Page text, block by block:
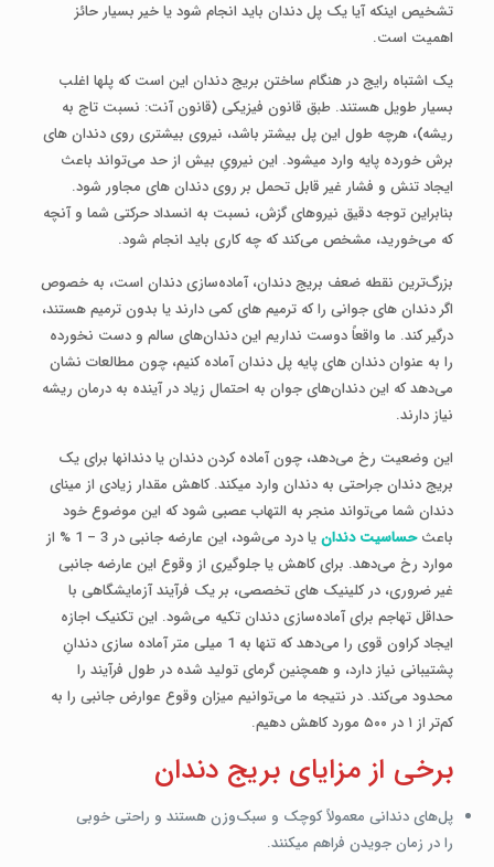
تشخیص اینکه آیا یک پل دندان باید انجام شود یا خیر بسیار حائز
اهمیت است.
یک اشتباه رایج در هنگام ساختن بریج دندان این است که پل­ها اغلب
بسیار طویل هستند. طبق قانون فیزیکی (قانون آنت: نسبت تاج به
ریشه)، هرچه طول این پل بیشتر باشد، نیروی بیشتری روی دندان ­های
برش خورده پایه وارد می­شود. این نیرویِ بیش از حد می‌تواند باعث
ایجاد تنش و فشار غیر قابل تحمل بر روی دندان­ های مجاور شود.
بنابراین توجه دقیق نیروهای گزش، نسبت به انسداد حرکتی شما و آنچه
که می‌خورید، مشخص می‌کند که چه کاری باید انجام شود.
بزرگ‌ترین نقطه ضعف بریج دندان، آماده‌سازی دندان است، به خصوص
اگر دندان­ های جوانی را که ترمیم ­های کمی دارند یا بدون ترمیم هستند،
درگیر کند. ما واقعاً دوست نداریم این دندان‌های سالم و دست­ نخورده
را به عنوان دندان­ های پایه پل دندان آماده کنیم، چون مطالعات نشان
می‌دهد که این دندان‌های جوان به احتمال زیاد در آینده به درمان ریشه
نیاز دارند.
این وضعیت رخ می‌دهد، چون آماده کردن دندان یا دندان­ها برای یک
بریج دندان جراحتی به دندان وارد می­کند. کاهش مقدار زیادی از مینای
دندان شما می‌تواند منجر به التهاب عصبی شود که این موضوع خود
باعثحساسیت دندان
یا درد می‌شود، این عارضه جانبی در 3 – 1 % از
موارد رخ می‌دهد. برای کاهش یا جلوگیری از وقوع این عارضه جانبی
غیر ضروری، در کلینیک ­های تخصصی، بر یک فرآیند آزمایشگاهی با
حداقل تهاجم برای آماده‌سازی دندان تکیه می‌شود. این تکنیک اجازه
ایجاد کراون قوی را می‌دهد که تنها به 1 میلی متر آماده سازی دندانِ
پشتیبانی نیاز دارد، و همچنین گرمای تولید شده در طول فرآیند را
محدود می‌کند. در نتیجه ما می‌توانیم میزان وقوع عوارض جانبی را به
کم‌تر از ۱ در ۵۰۰ مورد کاهش دهیم.
برخی از مزایای بریج دندان
پل‌های دندانی معمولاً کوچک و سبک‌وزن هستند و راحتی خوبی
را در زمان جویدن فراهم می­کنند.